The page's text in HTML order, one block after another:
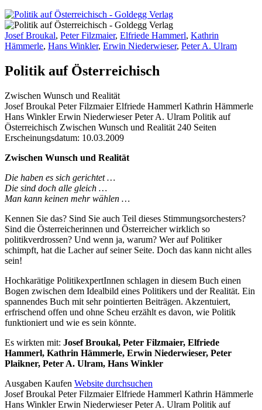
Josef Broukal, Peter Filzmaier, Elfriede Hammerl, Kathrin
Hämmerle, Hans Winkler, Erwin Niederwieser, Peter A. Ulram
Politik auf Österreichisch
Zwischen Wunsch und Realität
Buchdetails
Josef Broukal Peter Filzmaier Elfriede Hammerl Kathrin Hämmerle
Hans Winkler Erwin Niederwieser Peter A. Ulram Politik auf
Österreichisch Zwischen Wunsch und Realität 240 Seiten
Erscheinungsdatum: 10.03.2009
Beschreibung
Zwischen Wunsch und Realität
Die haben es sich gerichtet …
Die sind doch alle gleich …
Man kann keinen mehr wählen …
Kennen Sie das? Sind Sie auch Teil dieses Stimmungsorchesters?
Sind die Österreicherinnen und Österreicher wirklich so
politikverdrossen? Und wenn ja, warum? Wer auf Politiker
schimpft, hat die Lacher auf seiner Seite. Doch das kann nicht alles
sein!
Hochkarätige PolitikexpertInnen schlagen in diesem Buch einen
Bogen zwischen dem Idealbild eines Politikers und der Realität. Ein
spannendes Buch mit sehr pointierten Beiträgen. Akzentuiert,
erfrischend offen und ohne Scheu erzählt es davon, wie Politik
funktioniert und wie es sein könnte.
Es wirkten mit: Josef Broukal, Peter Filzmaier, Elfriede
Hammerl, Kathrin Hämmerle, Erwin Niederwieser, Peter
Plaikner, Peter A. Ulram, Hans Winkler
Details
und
Ausgaben Kaufen Website durchsuchen
Josef Broukal Peter Filzmaier Elfriede Hammerl Kathrin Hämmerle
Hans Winkler Erwin Niederwieser Peter A. Ulram Politik auf